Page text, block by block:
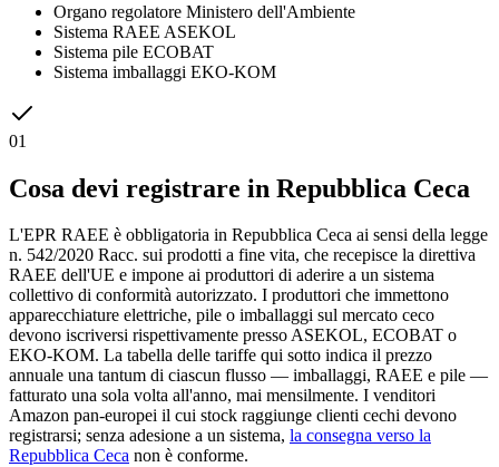
Organo regolatore Ministero dell'Ambiente
Sistema RAEE ASEKOL
Sistema pile ECOBAT
Sistema imballaggi EKO-KOM
01
Cosa devi registrare in Repubblica Ceca
L'EPR RAEE è obbligatoria in Repubblica Ceca ai sensi della legge
n. 542/2020 Racc. sui prodotti a fine vita, che recepisce la direttiva
RAEE dell'UE e impone ai produttori di aderire a un sistema
collettivo di conformità autorizzato. I produttori che immettono
apparecchiature elettriche, pile o imballaggi sul mercato ceco
devono iscriversi rispettivamente presso ASEKOL, ECOBAT o
EKO-KOM. La tabella delle tariffe qui sotto indica il prezzo
annuale una tantum di ciascun flusso — imballaggi, RAEE e pile —
fatturato una sola volta all'anno, mai mensilmente. I venditori
Amazon pan-europei il cui stock raggiunge clienti cechi devono
registrarsi; senza adesione a un sistema, la consegna verso la
Repubblica Ceca non è conforme.